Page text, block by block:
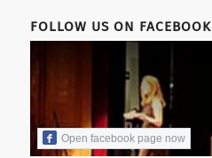
FOLLOW US ON FACEBOOK
Open facebook page now